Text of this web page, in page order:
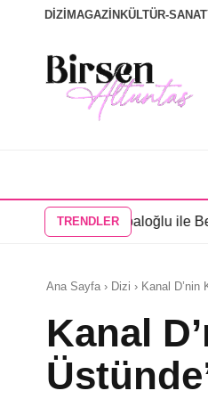
DİZİ MAGAZİN KÜLTÜR-SANAT
TRENDLER
Topaloğlu ile Berkay
Ana Sayfa › Dizi › Kanal D’nin
Kanal